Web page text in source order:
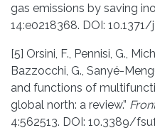
gas emissions by saving
14:e0218368. DOI:
[5] Orsini, F., Pennisi, G.,
Bazzocchi, G., Sanyé-
and functions of
global north: a review.”
4:562513. DOI: 10.3389/